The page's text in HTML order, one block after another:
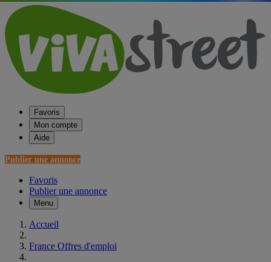
Favoris
Mon compte
Aide
Publier une annonce
Favoris
Publier une annonce
Menu
Accueil
France Offres d'emploi